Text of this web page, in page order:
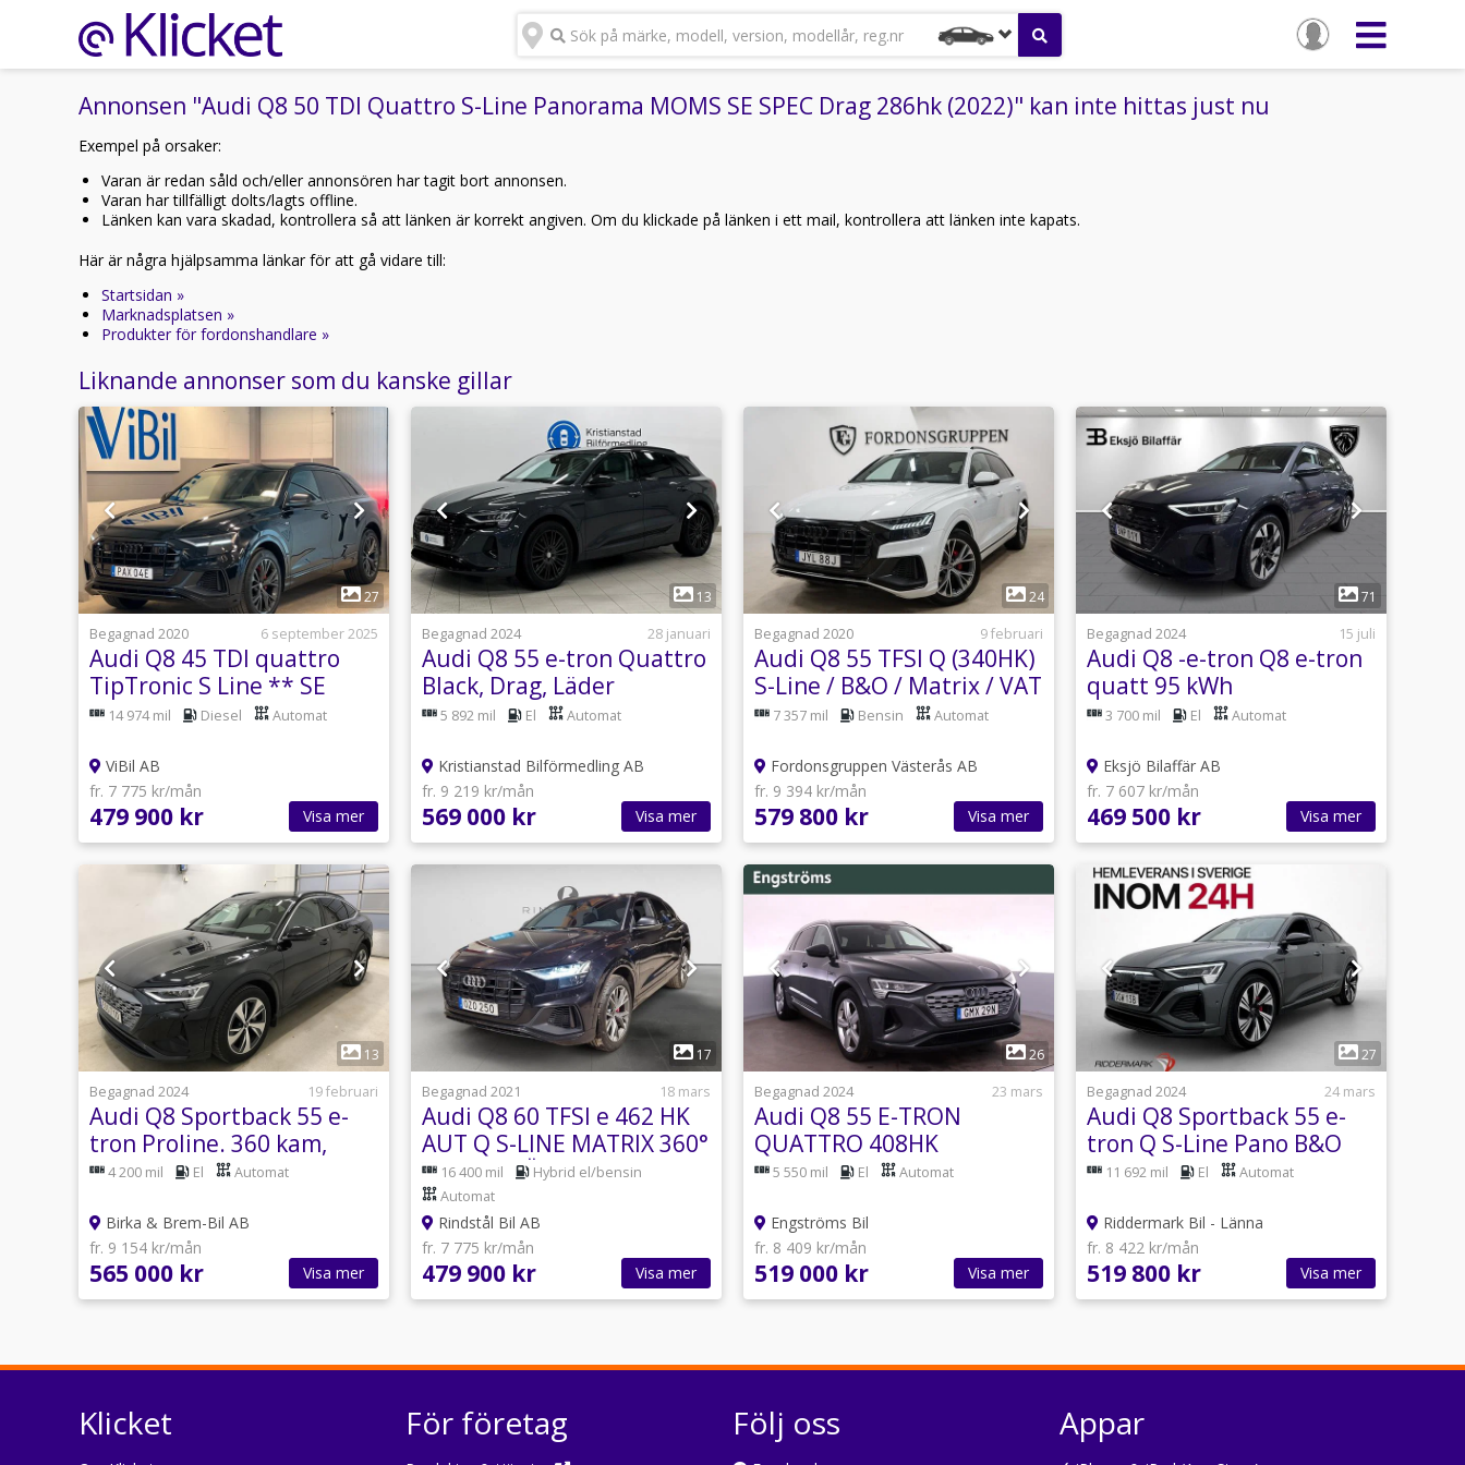
Sök på märke, modell, version, modellår, reg.nr
Annonsen "Audi Q8 50 TDI Quattro S-Line Panorama MOMS SE SPEC Drag 286hk (2022)" kan inte hittas just nu
Exempel på orsaker:
Varan är redan såld och/eller annonsören har tagit bort annonsen.
Varan har tillfälligt dolts/lagts offline.
Länken kan vara skadad, kontrollera så att länken är korrekt angiven. Om du klickade på länken i ett mail, kontrollera att länken inte kapats.
Här är några hjälpsamma länkar för att gå vidare till:
Startsidan »
Marknadsplatsen »
Produkter för fordonshandlare »
Liknande annonser som du kanske gillar
1
27
Begagnad 2020
6 september 2025
Audi Q8 45 TDI quattro
TipTronic S Line ** SE
SPEC **
14 974 mil Diesel Automat
ViBil AB
fr. 7 775 kr/mån
479 900 kr Visa mer
1
13
Begagnad 2024
28 januari
Audi Q8 55 e-tron Quattro
Black, Drag, Läder
5 892 mil El Automat
Kristianstad Bilförmedling AB
fr. 9 219 kr/mån
569 000 kr Visa mer
1
24
Begagnad 2020
9 februari
Audi Q8 55 TFSI Q (340HK)
S-Line / B&O / Matrix / VAT
7 357 mil Bensin Automat
Fordonsgruppen Västerås AB
fr. 9 394 kr/mån
579 800 kr Visa mer
1
71
Begagnad 2024
15 juli
Audi Q8 -e-tron Q8 e-tron
quatt 95 kWh
*Drag,Cockpit Plus*
3 700 mil El Automat
Eksjö Bilaffär AB
fr. 7 607 kr/mån
469 500 kr Visa mer
1
13
Begagnad 2024
19 februari
Audi Q8 Sportback 55 e-
tron Proline. 360 kam,
panorama matrix
4 200 mil El Automat
Birka & Brem-Bil AB
fr. 9 154 kr/mån
565 000 kr Visa mer
1
17
Begagnad 2021
18 mars
Audi Q8 60 TFSI e 462 HK
AUT Q S-LINE MATRIX 360°
DRAG B-VÄRM
16 400 mil
Hybrid el/bensin
Automat
Rindstål Bil AB
fr. 7 775 kr/mån
479 900 kr Visa mer
1
26
Begagnad 2024
23 mars
Audi Q8 55 E-TRON
QUATTRO 408HK
5 550 mil El Automat
Engströms Bil
fr. 8 409 kr/mån
519 000 kr Visa mer
1
27
Begagnad 2024
24 mars
Audi Q8 Sportback 55 e-
tron Q S-Line Pano B&O
Luft Dragkrok
11 692 mil El Automat
Riddermark Bil - Länna
fr. 8 422 kr/mån
519 800 kr Visa mer
Klicket För företag Följ oss Appar